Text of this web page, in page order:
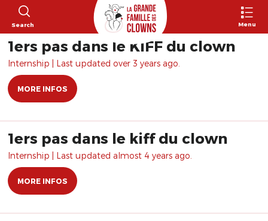
Search Menu
1ers pas dans le KIFF du clown
Internship | Last updated over 3 years ago.
MORE INFOS
1ers pas dans le kiff du clown
Internship | Last updated almost 4 years ago.
MORE INFOS